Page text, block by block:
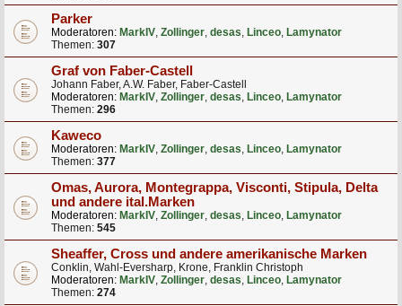
Parker
Moderatoren: MarkIV, Zollinger, desas, Linceo, Lamynator
Themen: 307
Graf von Faber-Castell
Johann Faber, A.W. Faber, Faber-Castell
Moderatoren: MarkIV, Zollinger, desas, Linceo, Lamynator
Themen: 296
Kaweco
Moderatoren: MarkIV, Zollinger, desas, Linceo, Lamynator
Themen: 377
Omas, Aurora, Montegrappa, Visconti, Stipula, Delta
und andere ital.Marken
Moderatoren: MarkIV, Zollinger, desas, Linceo, Lamynator
Themen: 545
Sheaffer, Cross und andere amerikanische Marken
Conklin, Wahl-Eversharp, Krone, Franklin Christoph
Moderatoren: MarkIV, Zollinger, desas, Linceo, Lamynator
Themen: 274